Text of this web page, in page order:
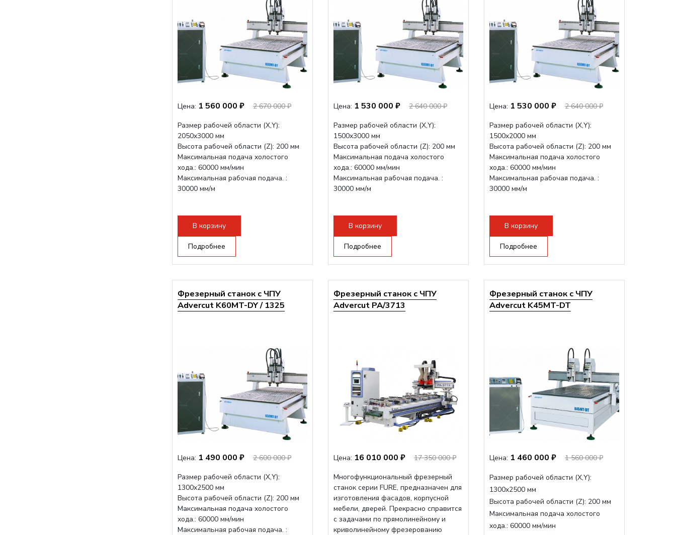
Цена: 1 560 000 ₽
2 670 000 ₽
Размер рабочей области (Х,Y):
2050x3000 мм
Высота рабочей области (Z): 200 мм
Максимальная подача холостого
хода.: 60000 мм/мин
Максимальная рабочая подача. :
30000 мм/м
В корзину
Подробнее
Цена: 1 530 000 ₽
2 640 000 ₽
Размер рабочей области (Х,Y):
1500x3000 мм
Высота рабочей области (Z): 200 мм
Максимальная подача холостого
хода.: 60000 мм/мин
Максимальная рабочая подача. :
30000 мм/м
В корзину
Подробнее
Цена: 1 530 000 ₽
2 640 000 ₽
Размер рабочей области (Х,Y):
1500x2000 мм
Высота рабочей области (Z): 200 мм
Максимальная подача холостого
хода.: 60000 мм/мин
Максимальная рабочая подача. :
30000 мм/м
В корзину
Подробнее
Фрезерный станок с ЧПУ
Advercut K60MT-DY / 1325
Цена: 1 490 000 ₽
2 600 000 ₽
Размер рабочей области (Х,Y):
1300x2500 мм
Высота рабочей области (Z): 200 мм
Максимальная подача холостого
хода.: 60000 мм/мин
Максимальная рабочая подача. :
Фрезерный станок с ЧПУ
Advercut PA/3713
Цена: 16 010 000 ₽
17 350 000 ₽
Многофункциональный фрезерный
станок серии FURE, предназначен для
изготовления фасадов, корпусной
мебели, дверей. Прекрасно справится
с задачами по прямолинейному и
криволинейному фрезерованию
Фрезерный станок с ЧПУ
Advercut K45MT-DT
Цена: 1 460 000 ₽ 1 560 000 ₽
Размер рабочей области (Х,Y):
1300x2500 мм
Высота рабочей области (Z): 200 мм
Максимальная подача холостого
хода.: 60000 мм/мин